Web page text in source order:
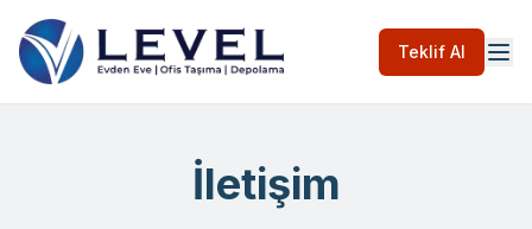
Teklif Al
İletişim